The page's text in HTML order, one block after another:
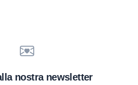
nostra newsletter